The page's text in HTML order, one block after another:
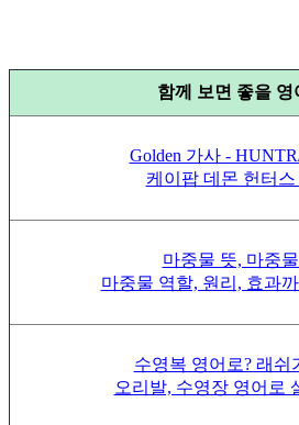
함께 보면 좋을 영
Golden 가사 -
케이팝 데몬 헌터스
마중물 뜻, 마중
마중물 역할, 원리, 효과
수영복 영어로? 래쉬
오리발, 수영장 영어로